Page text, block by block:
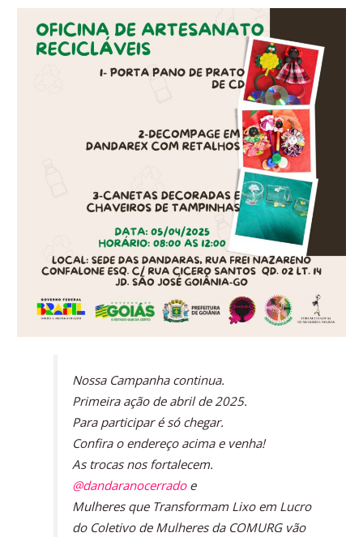
Nossa Campanha continua.
Primeira ação de abril de 2025.
Para participar é só chegar.
Confira o endereço acima e venha!
As trocas nos fortalecem.
@dandaranocerradoe
Mulheres que Transformam Lixo em Lucro
do Coletivo de Mulheres da COMURG vão